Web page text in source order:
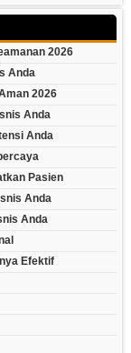
2026
Anda
2026
Anda
Anda
Pasien
Anda
Anda
Efektif